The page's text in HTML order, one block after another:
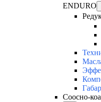
ENDURO
Соосно-